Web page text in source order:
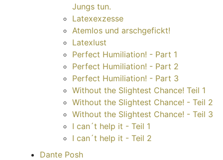
Jungs tun.
Latexexzesse
Atemlos und arschgefickt!
Latexlust
Perfect Humiliation! - Part 1
Perfect Humiliation! - Part 2
Perfect Humiliation! - Part 3
Without the Slightest Chance! Teil 1
Without the Slightest Chance! - Teil 2
Without the Slightest Chance! - Teil 3
I can´t help it - Teil 1
I can´t help it - Teil 2
Dante Posh